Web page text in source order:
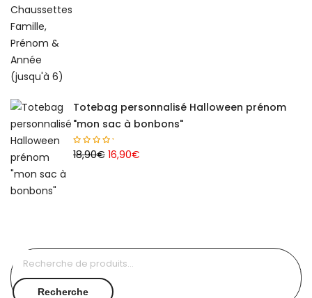
Totebag personnalisé Halloween prénom
"mon sac à bonbons"
18,90€ Le
16,90€
Recherche